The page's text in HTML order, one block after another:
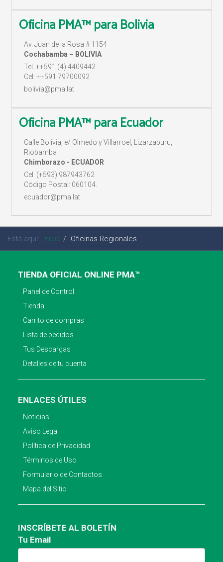
Oficina PMA™ para Bolivia
Av. Juan de la Rosa # 1154
Cochabamba – BOLIVIA
Tel. ++591 (4) 4409442
Cel: ++591 79700092
bolivia@pma.lat
Oficina PMA™ para Ecuador
Calle Bolivia, e/ Olmedo y Villarroel, Lizarzaburu,
Riobamba
Chimborazo - ECUADOR
Cel. (+593) 987943762
Código Postal: 060104.
ecuador@pma.lat
Está aquí: Inicio Oficinas Regionales
TIENDA OFICIAL ONLINE PMA™
Panel de Control
Tienda
Carrito de compras
Lista de pedidos
Tus Descargas
Detalles de tu cuenta
ENLACES ÚTILES
Noticias
Aviso Legal
Política de Privacidad
Términos de Uso
Formulario de Contactos
Mapa del Sitio
INSCRÍBETE AL BOLETÍN
Tu Email